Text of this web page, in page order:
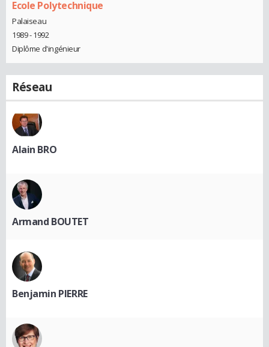
Ecole Polytechnique
Palaiseau
1989 - 1992
Diplôme d'ingénieur
Réseau
Alain BRO
Armand BOUTET
Benjamin PIERRE